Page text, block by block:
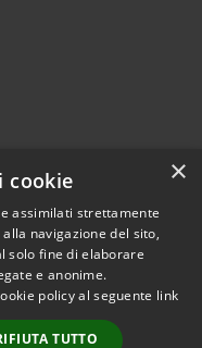
© 2026 • Comune di
Malgrate • Powered by
Municipium•
Accesso
×
cookie
assimilati strettamente
navigazione del sito,
solo fine di elaborare
e anonime.
policy al seguente link
TUTTO